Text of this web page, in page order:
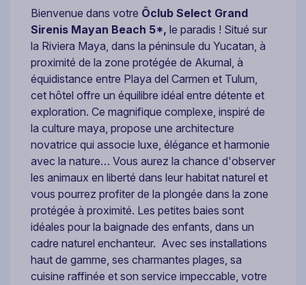
Bienvenue dans votre Ôclub Select Grand
Sirenis Mayan Beach 5*, le paradis ! Situé sur
la Riviera Maya, dans la péninsule du Yucatan, à
proximité de la zone protégée de Akumal, à
équidistance entre Playa del Carmen et Tulum,
cet hôtel offre un équilibre idéal entre détente et
exploration. Ce magnifique complexe, inspiré de
la culture maya, propose une architecture
novatrice qui associe luxe, élégance et harmonie
avec la nature… Vous aurez la chance d'observer
les animaux en liberté dans leur habitat naturel et
vous pourrez profiter de la plongée dans la zone
protégée à proximité. Les petites baies sont
idéales pour la baignade des enfants, dans un
cadre naturel enchanteur. Avec ses installations
haut de gamme, ses charmantes plages, sa
cuisine raffinée et son service impeccable, votre